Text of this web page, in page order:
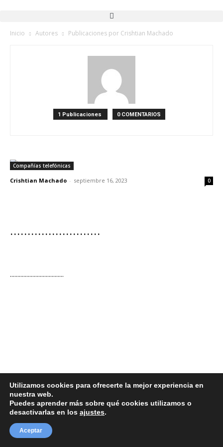
Inicio Autores Publicaciones por Crishtian Machado
1 Publicaciones 0 COMENTARIOS
Compañías telefónicas
Crishtian Machado - septiembre 16, 2023 0
..........................
....................................
Utilizamos cookies para ofrecerte la mejor experiencia en
nuestra web.
Puedes aprender más sobre qué cookies utilizamos o
desactivarlas en los ajustes.
Aceptar